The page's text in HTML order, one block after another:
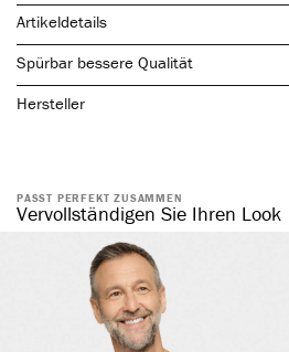
Artikeldetails
reine, natürliche Baumwolle
mit praktischem Eingriff
komfortabler Weichbund
ohne störende Seitennähte
atmungsaktiv & temperaturausgleichend
kochfest, pflegeleicht & hautsympathisch
spürbar hochwertig
langlebig & strapazierfähig aufgrund des
Spürbar bessere Qualität
Hersteller
PASST PERFEKT ZUSAMMEN
Vervollständigen Sie Ihren Look